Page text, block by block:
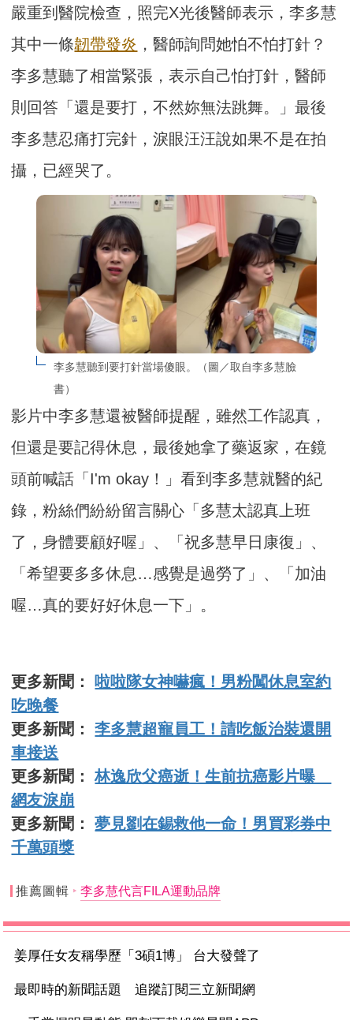
嚴重到醫院檢查，照完X光後醫師表示，李多慧
其中一條韌帶發炎 ，醫師詢問她怕不怕打針？
李多慧聽了相當緊張，表示自己怕打針，醫師
則回答「還是要打，不然妳無法跳舞。」最後
李多慧忍痛打完針，淚眼汪汪說如果不是在拍
攝，已經哭了。
李多慧聽到要打針當場傻眼。（圖／取自李多慧臉
書）
影片中李多慧還被醫師提醒，雖然工作認真，
但還是要記得休息，最後她拿了藥返家，在鏡
頭前喊話「I'm okay！」看到李多慧就醫的紀
錄，粉絲們紛紛留言關心「多慧太認真上班
了，身體要顧好喔」、「祝多慧早日康復」、
「希望要多多休息…感覺是過勞了」、「加油
喔…真的要好好休息一下」。
更多新聞： 啦啦隊女神嚇瘋！男粉闖休息室約
吃晚餐
更多新聞：李多慧超寵員工！請吃飯治裝還開
車接送
更多新聞：林逸欣父癌逝！生前抗癌影片曝
網友淚崩
更多新聞：夢見劉在錫救他一命！男買彩券中
千萬頭獎
推薦圖輯 李多慧代言FILA運動品牌
姜厚任女友稱學歷「3碩1博」 台大發聲了
最即時的新聞話題 追蹤訂閱三立新聞網